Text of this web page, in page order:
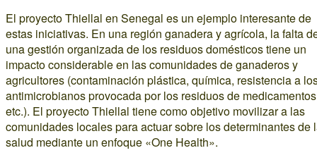
El proyecto Thiellal en Senegal es un ejemplo interesante de
estas iniciativas. En una región ganadera y agrícola, la falta
una gestión organizada de los residuos domésticos tiene un
impacto considerable en las comunidades de ganaderos y
agricultores (contaminación plástica, química, resistencia a
antimicrobianos provocada por los residuos de
etc.). El proyecto Thiellal tiene como objetivo movilizar a las
comunidades locales para actuar sobre los determinantes de
salud mediante un enfoque «One Health».